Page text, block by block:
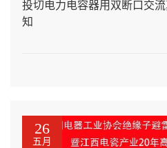
投切电力电容器用双断口交
知
26
五月